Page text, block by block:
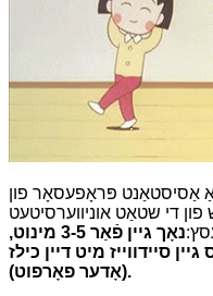
אַסיסטאַנט פּראָפעסאָר פון
פון די שטאַט אוניווערסיטעט
נאָך גיין פֿאַר 3-5 מינוט,
30 סעקונדעס גיין סיידווייז מיט דיין כילז
(אָדער פאָרפוט).